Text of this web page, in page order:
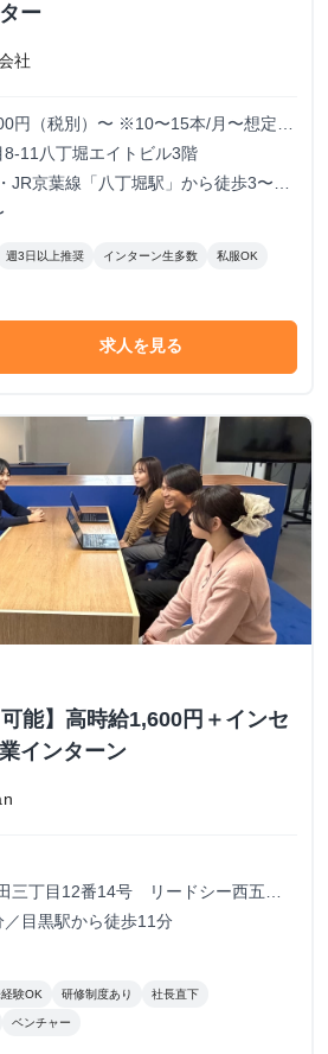
ー
社
円（税別）〜 ※10〜15本/月〜想定
よって変動 ※トライアル期間の場
11八丁堀エイトビル3階
JR京葉線「八丁堀駅」から徒歩3〜6
週3日以上推奨 インターン生多数 私服OK
求人を見る
可能】高時給1,600円＋インセ
インターン
三丁目12番14号 リードシー西五反
）目黒駅から徒歩11分
験OK 研修制度あり 社長直下
ベンチャー